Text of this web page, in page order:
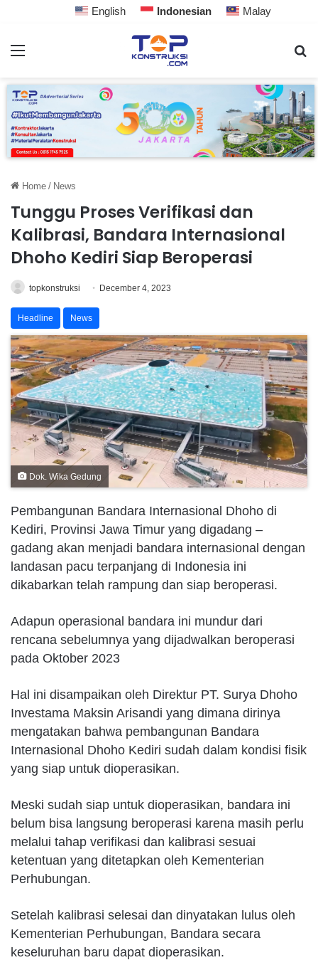
English Indonesian Malay
Home / News
Tunggu Proses Verifikasi dan
Kalibrasi, Bandara Internasional
Dhoho Kediri Siap Beroperasi
topkonstruksi December 4, 2023
Headline News
Dok. Wika Gedung
Pembangunan Bandara Internasional Dhoho di
Kediri, Provinsi Jawa Timur yang digadang –
gadang akan menjadi bandara internasional dengan
landasan pacu terpanjang di Indonesia ini
dikabarkan telah rampung dan siap beroperasi.
Adapun operasional bandara ini mundur dari
rencana sebelumnya yang dijadwalkan beroperasi
pada Oktober 2023
Hal ini disampaikan oleh Direktur PT. Surya Dhoho
Investama Maksin Arisandi yang dimana dirinya
mengatakan bahwa pembangunan Bandara
Internasional Dhoho Kediri sudah dalam kondisi fisik
yang siap untuk dioperasikan.
Meski sudah siap untuk dioperasikan, bandara ini
belum bisa langsung beroperasi karena masih perlu
melalui tahap verifikasi dan kalibrasi sesuai
ketentuan yang ditetapkan oleh Kementerian
Perhubungan.
Setelah kalibrasi selesai dan dinyatakan lulus oleh
Kementerian Perhubungan, Bandara secara
keseluruhan baru dapat dioperasikan.